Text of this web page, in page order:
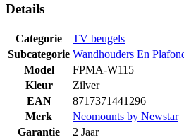
Details
Categorie
TV beugels
Subcategorie Wandhouders En
Model
FPMA-W115
Kleur
Zilver
EAN
8717371441296
Merk
Neomounts by Newstar
Garantie
2 Jaar